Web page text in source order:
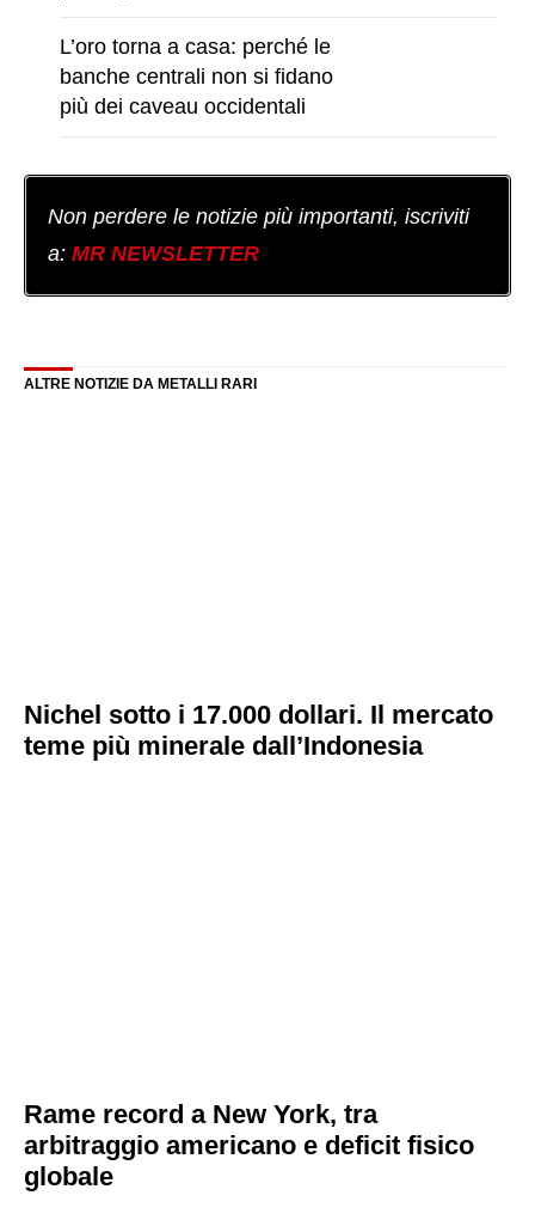
L’oro torna a casa: perché le
banche centrali non si fidano
più dei caveau occidentali
Non perdere le notizie più importanti, iscriviti
a: MR NEWSLETTER
ALTRE NOTIZIE DA METALLI RARI
Nichel sotto i 17.000 dollari. Il mercato
teme più minerale dall’Indonesia
Rame record a New York, tra
arbitraggio americano e deficit fisico
globale